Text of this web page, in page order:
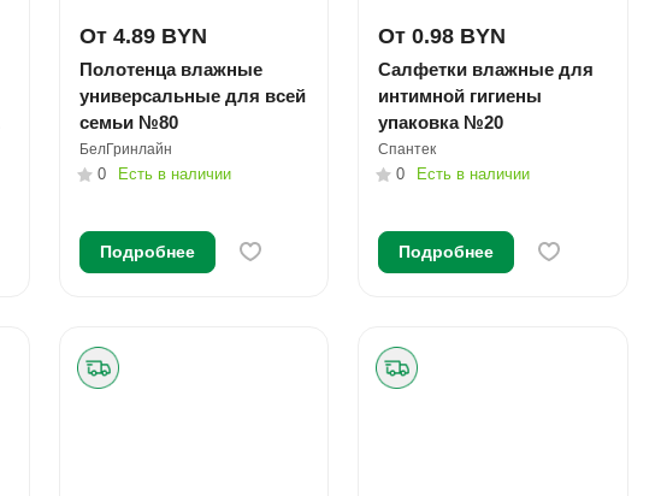
От 4.89 BYN
Полотенца влажные
универсальные для всей
семьи №80
БелГринлайн
0 Есть в наличии
Подробнее
От 0.98 BYN
Салфетки влажные для
интимной гигиены
упаковка №20
Спантек
0 Есть в наличии
Подробнее